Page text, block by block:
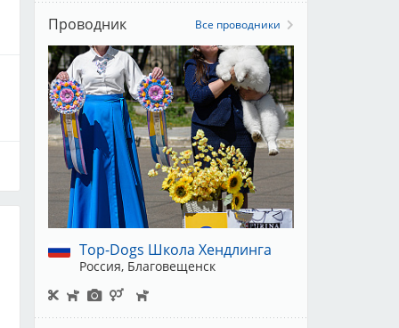
Проводник
Top-Dogs Школа Хендлинга
Россия, Благовещенск
Все проводники